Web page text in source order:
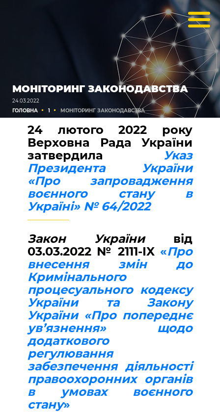
МОНІТОРИНГ ЗАКОНОДАВСТВА
24.03.2022
ГОЛОВНА
1 МОНІТОРИНГ ЗАКОНОДАВСТВА
24 лютого 2022 року
Верховна Рада України
затвердила Указ
Президента України
«Про запровадження
воєнного стану в
Україні» № 64/2022
Закон Українивід
03.03.2022 № 2111-IX «Про
внесення змін до
Кримінального
процесуального кодексу
України та Закону
України «Про попереднє
ув’язнення» щодо
додаткового
регулювання
забезпечення діяльності
правоохоронних органів
в умовах воєнного
стану»